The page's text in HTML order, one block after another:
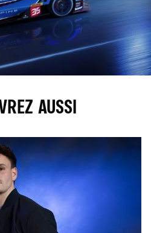
AUSSI